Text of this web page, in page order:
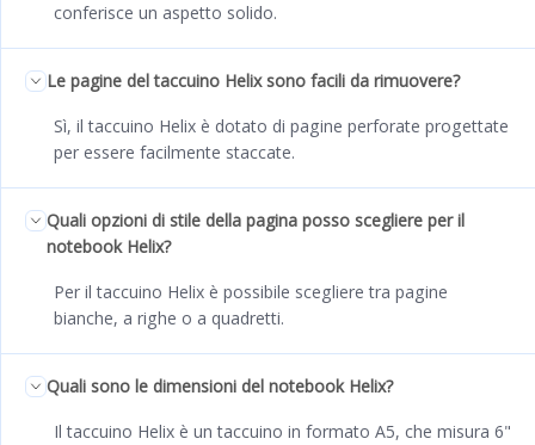
conferisce un aspetto solido.
Le pagine del taccuino Helix sono facili da rimuovere?
Sì, il taccuino Helix è dotato di pagine perforate progettate
per essere facilmente staccate.
Quali opzioni di stile della pagina posso scegliere per il
notebook Helix?
Per il taccuino Helix è possibile scegliere tra pagine
bianche, a righe o a quadretti.
Quali sono le dimensioni del notebook Helix?
Il taccuino Helix è un taccuino in formato A5, che misura 6"